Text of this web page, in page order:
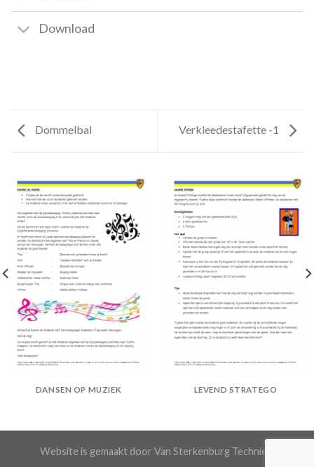
Download
Dommelbal Verkleedestafette -1
DANSEN OP MUZIEK LEVEND STRATEGO
Website is gemaakt door Van Sterkenburg Techniek.